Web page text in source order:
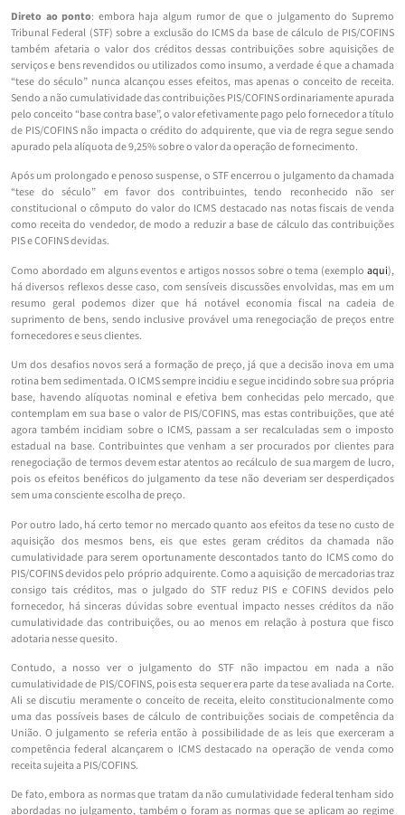
Direto ao ponto: embora haja algum rumor de que o julgamento do Supremo
Tribunal Federal (STF) sobre a exclusão do ICMS da base de cálculo de PIS/COFINS
também afetaria o valor dos créditos dessas contribuições sobre aquisições de
serviços e bens revendidos ou utilizados como insumo, a verdade é que a chamada
“tese do século” nunca alcançou esses efeitos, mas apenas o conceito de receita.
Sendo a não cumulatividade das contribuições PIS/COFINS ordinariamente apurada
pelo conceito “base contra base”, o valor efetivamente pago pelo fornecedor a título
de PIS/COFINS não impacta o crédito do adquirente, que via de regra segue sendo
apurado pela alíquota de 9,25% sobre o valor da operação de fornecimento.
Após um prolongado e penoso suspense, o STF encerrou o julgamento da chamada
“tese do século” em favor dos contribuintes, tendo reconhecido não ser
constitucional o cômputo do valor do ICMS destacado nas notas fiscais de venda
como receita do vendedor, de modo a reduzir a base de cálculo das contribuições
PIS e COFINS devidas.
Como abordado em alguns eventos e artigos nossos sobre o tema (exemplo aqui),
há diversos reflexos desse caso, com sensíveis discussões envolvidas, mas em um
resumo geral podemos dizer que há notável economia fiscal na cadeia de
suprimento de bens, sendo inclusive provável uma renegociação de preços entre
fornecedores e seus clientes.
Um dos desafios novos será a formação de preço, já que a decisão inova em uma
rotina bem sedimentada. O ICMS sempre incidiu e segue incidindo sobre sua própria
base, havendo alíquotas nominal e efetiva bem conhecidas pelo mercado, que
contemplam em sua base o valor de PIS/COFINS, mas estas contribuições, que até
agora também incidiam sobre o ICMS, passam a ser recalculadas sem o imposto
estadual na base. Contribuintes que venham a ser procurados por clientes para
renegociação de termos devem estar atentos ao recálculo de sua margem de lucro,
pois os efeitos benéficos do julgamento da tese não deveriam ser desperdiçados
sem uma consciente escolha de preço.
Por outro lado, há certo temor no mercado quanto aos efeitos da tese no custo de
aquisição dos mesmos bens, eis que estes geram créditos da chamada não
cumulatividade para serem oportunamente descontados tanto do ICMS como do
PIS/COFINS devidos pelo próprio adquirente. Como a aquisição de mercadorias traz
consigo tais créditos, mas o julgado do STF reduz PIS e COFINS devidos pelo
fornecedor, há sinceras dúvidas sobre eventual impacto nesses créditos da não
cumulatividade das contribuições, ou ao menos em relação à postura que fisco
adotaria nesse quesito.
Contudo, a nosso ver o julgamento do STF não impactou em nada a não
cumulatividade de PIS/COFINS, pois esta sequer era parte da tese avaliada na Corte.
Ali se discutiu meramente o conceito de receita, eleito constitucionalmente como
uma das possíveis bases de cálculo de contribuições sociais de competência da
União. O julgamento se referia então à possibilidade de as leis que exerceram a
competência federal alcançarem o ICMS destacado na operação de venda como
receita sujeita a PIS/COFINS.
De fato, embora as normas que tratam da não cumulatividade federal tenham sido
abordadas no julgamento, também o foram as normas que se aplicam ao regime